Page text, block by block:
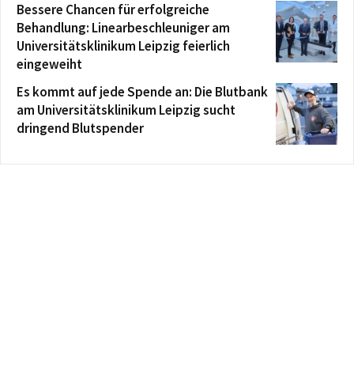
Bessere Chancen für erfolgreiche
Behandlung: Linearbeschleuniger am
Universitätsklinikum Leipzig feierlich
eingeweiht
Es kommt auf jede Spende an: Die Blutbank
am Universitätsklinikum Leipzig sucht
dringend Blutspender